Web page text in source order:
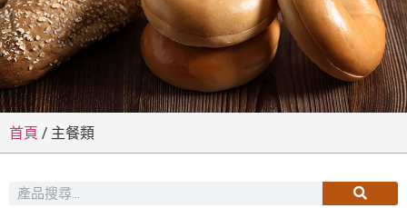
首頁 / 主餐類